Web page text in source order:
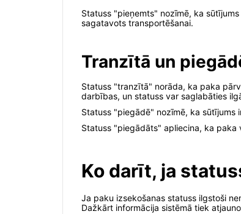
Statuss "pieņemts" nozīmē, ka
sagatavots transportēšanai.
Tranzītā un
Statuss "tranzītā" norāda, ka paka
darbības, un statuss var saglabāties
Statuss "piegādē" nozīmē, ka sūtījums
Statuss "piegādāts" apliecina, ka paka
Ko darīt, ja
Ja paku izsekošanas statuss ilgstoši
Dažkārt informācija sistēmā tiek